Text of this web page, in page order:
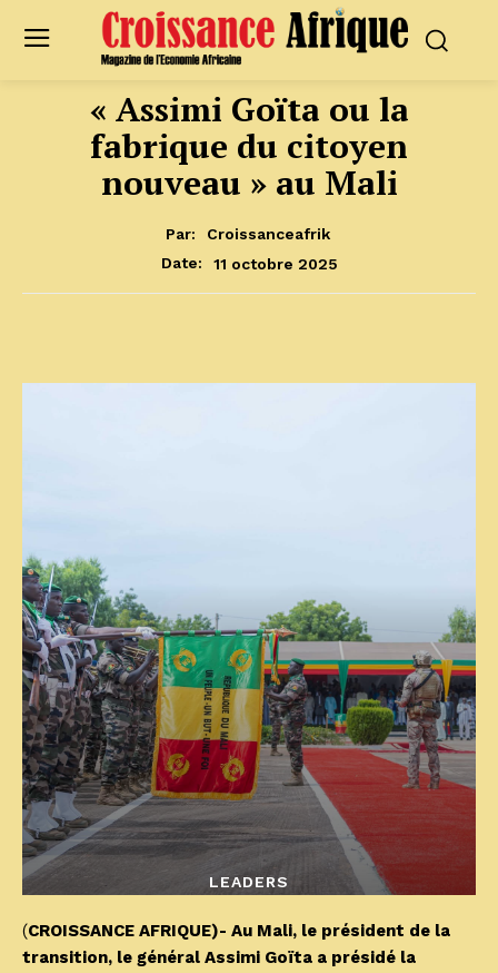
« Assimi Goïta ou la
fabrique du citoyen
nouveau » au Mali
Par:
Croissanceafrik
Date:
11 octobre 2025
LEADERS
(CROISSANCE AFRIQUE)- Au Mali, le président de la
transition, le général Assimi Goïta a présidé la